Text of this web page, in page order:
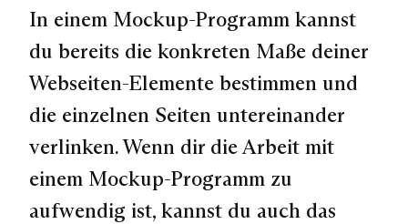
In einem Mockup-Programm kannst
du bereits die konkreten Maße deiner
Webseiten-Elemente bestimmen und
die einzelnen Seiten untereinander
verlinken. Wenn dir die Arbeit mit
einem Mockup-Programm zu
aufwendig ist, kannst du auch das